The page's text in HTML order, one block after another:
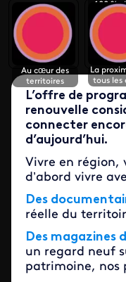
100 %
Au cœur des
territoires
La
tous les
L’offre de
renouvelle
connecter
d’aujourd’hui.
Vivre en région,
d’abord vivre
Des
réelle du
Des magazines
un regard neuf
patrimoine, nos